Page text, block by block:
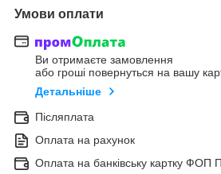
Умови оплати
Ви отримаєте замовлення
або гроші повернуться на вашу
Детальніше
Післяплата
Оплата на рахунок
Оплата на банківську картку ФОП